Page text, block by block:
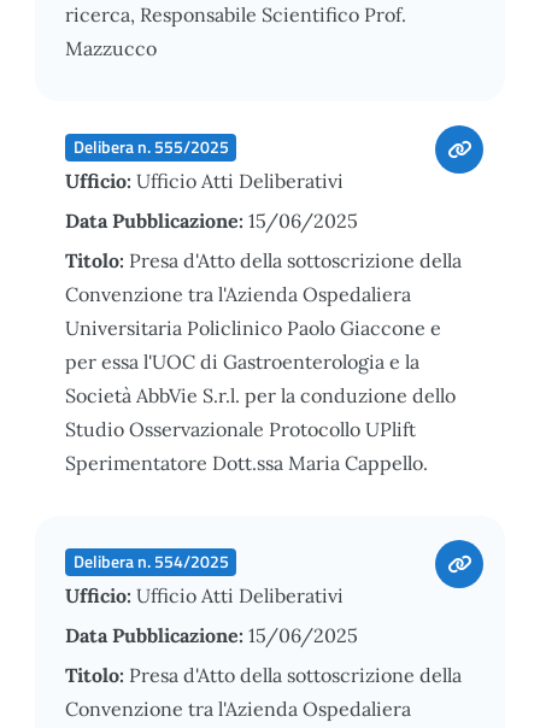
ricerca, Responsabile Scientifico Prof.
Mazzucco
Delibera n. 555/2025
Ufficio: Ufficio Atti Deliberativi
Data Pubblicazione: 15/06/2025
Titolo: Presa d'Atto della sottoscrizione della
Convenzione tra l'Azienda Ospedaliera
Universitaria Policlinico Paolo Giaccone e
per essa l'UOC di Gastroenterologia e la
Società AbbVie S.r.l. per la conduzione dello
Studio Osservazionale Protocollo UPlift
Sperimentatore Dott.ssa Maria Cappello.
Delibera n. 554/2025
Ufficio: Ufficio Atti Deliberativi
Data Pubblicazione: 15/06/2025
Titolo: Presa d'Atto della sottoscrizione della
Convenzione tra l'Azienda Ospedaliera